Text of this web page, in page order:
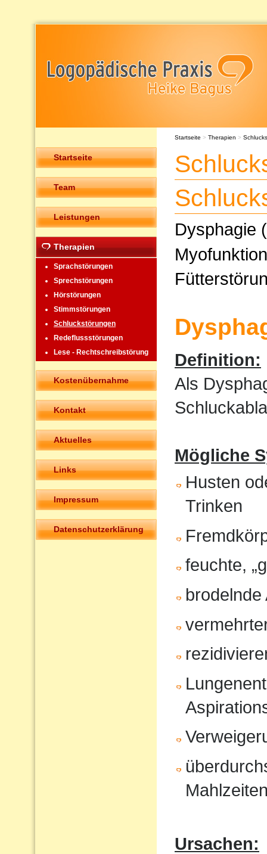
Startseite
Team
Leistungen
Therapien
Sprachstörungen
Sprechstörungen
Hörstörungen
Stimmstörungen
Schluckstörungen
Redeflussstörungen
Lese - Rechtschreibstörung
Kostenübernahme
Kontakt
Aktuelles
Links
Impressum
Datenschutzerklärung
Startseite > Therapien >
Dysphagie
Definition:
Als
Mögliche
Husten
Trinken
feuchte,
brodelnde
Ursachen: